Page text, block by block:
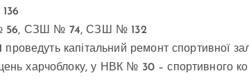
56, СЗШ № 74, СЗШ № 132
проведуть капітальний ремонт
харчоблоку, у НВК № 30 – спортивного